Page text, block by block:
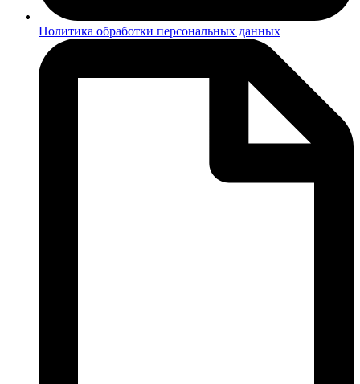
Политика обработки персональных данных